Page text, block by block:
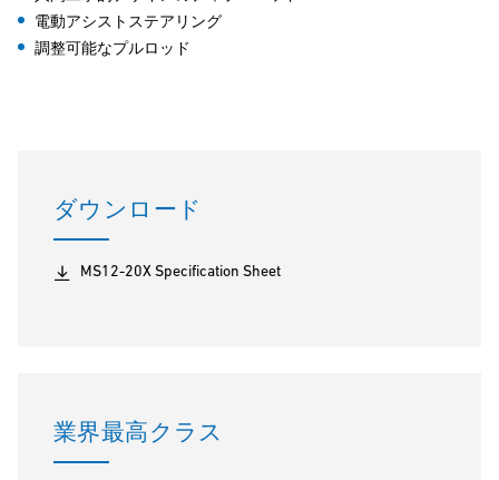
電動アシストステアリング
調整可能なプルロッド
ダウンロード
MS12-20X Specification Sheet
業界最高クラス